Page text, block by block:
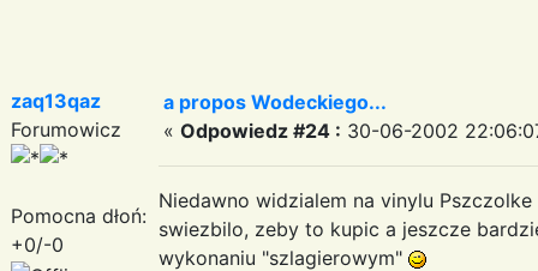
zaq13qaz
Forumowicz
Pomocna dłoń:
+0/-0
a propos Wodeckiego...
« Odpowiedz #24 : 30-06-2002
Niedawno widzialem na vinylu
swiezbilo, zeby to kupic a jeszcze
wykonaniu "szlagierowym"